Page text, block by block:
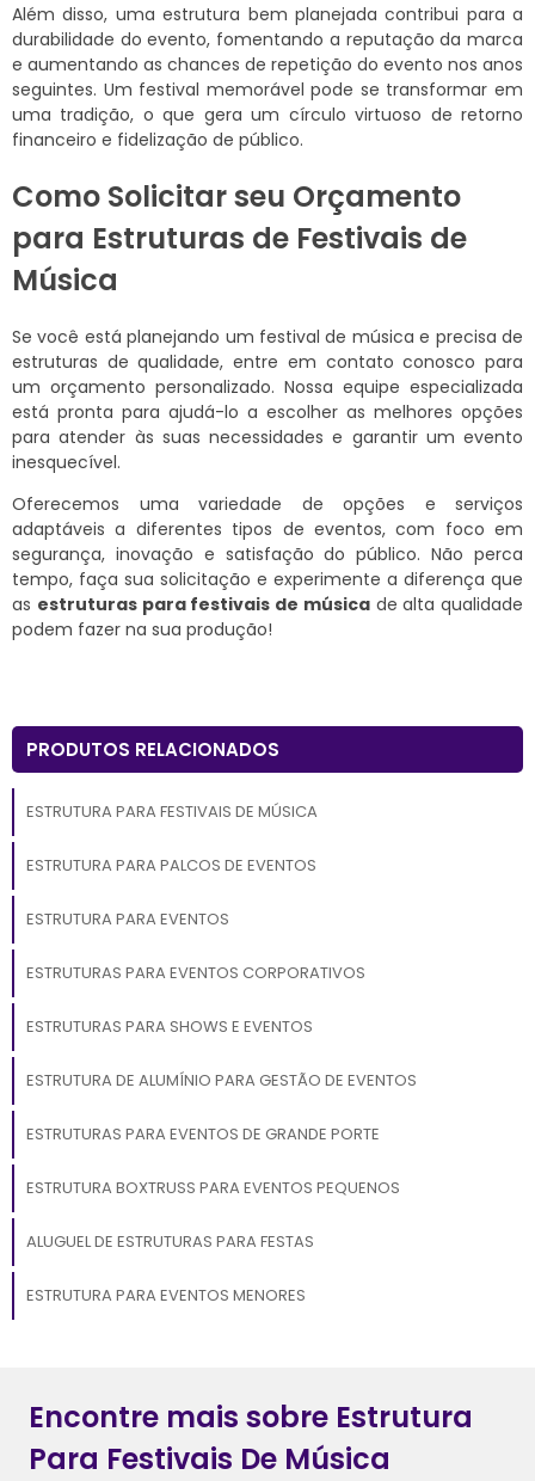
Além disso, uma estrutura bem planejada contribui para a
durabilidade do evento, fomentando a reputação da marca
e aumentando as chances de repetição do evento nos anos
seguintes. Um festival memorável pode se transformar em
uma tradição, o que gera um círculo virtuoso de retorno
financeiro e fidelização de público.
Como Solicitar seu Orçamento
para Estruturas de Festivais de
Música
Se você está planejando um festival de música e precisa de
estruturas de qualidade, entre em contato conosco para
um orçamento personalizado. Nossa equipe especializada
está pronta para ajudá-lo a escolher as melhores opções
para atender às suas necessidades e garantir um evento
inesquecível.
Oferecemos uma variedade de opções e serviços
adaptáveis a diferentes tipos de eventos, com foco em
segurança, inovação e satisfação do público. Não perca
tempo, faça sua solicitação e experimente a diferença que
as estruturas para festivais de músicade alta qualidade
podem fazer na sua produção!
PRODUTOS RELACIONADOS
ESTRUTURA PARA FESTIVAIS DE MÚSICA
ESTRUTURA PARA PALCOS DE EVENTOS
ESTRUTURA PARA EVENTOS
ESTRUTURAS PARA EVENTOS CORPORATIVOS
ESTRUTURAS PARA SHOWS E EVENTOS
ESTRUTURA DE ALUMÍNIO PARA GESTÃO DE EVENTOS
ESTRUTURAS PARA EVENTOS DE GRANDE PORTE
ESTRUTURA BOXTRUSS PARA EVENTOS PEQUENOS
ALUGUEL DE ESTRUTURAS PARA FESTAS
ESTRUTURA PARA EVENTOS MENORES
Encontre mais sobre Estrutura
Para Festivais De Música